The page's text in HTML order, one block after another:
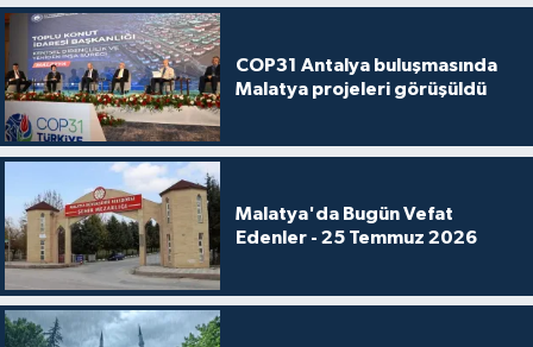
COP31 Antalya buluşmasında
Malatya projeleri görüşüldü
Malatya'da Bugün Vefat
Edenler - 25 Temmuz 2026